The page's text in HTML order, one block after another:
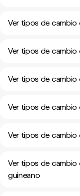
Ver tipos de
Ver tipos de cambio
Ver tipos de
Ver tipos de cambio
Ver tipos de cambio
Ver tipos de
guineano